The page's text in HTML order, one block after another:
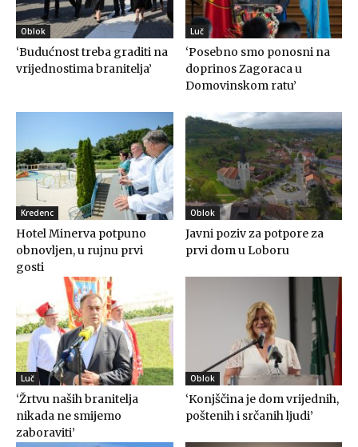
Oblok
‘Budućnost treba graditi na
vrijednostima branitelja’
Luč
‘Posebno smo ponosni na
doprinos Zagoraca u
Domovinskom ratu’
Kredenc
Hotel Minerva potpuno
obnovljen, u rujnu prvi
gosti
Oblok
Javni poziv za potpore za
prvi dom u Loboru
Luč
‘Žrtvu naših branitelja
nikada ne smijemo
zaboraviti’
Oblok
‘Konjščina je dom vrijednih,
poštenih i srčanih ljudi’